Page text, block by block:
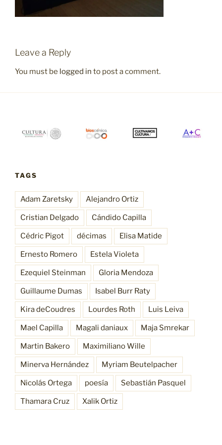
Leave a Reply
You must be logged in to post a comment.
TAGS
Adam Zaretsky Alejandro Ortiz
Cristian Delgado Cándido Capilla
Cédric Pigot décimas Elisa Matide
Ernesto Romero Estela Violeta
Ezequiel Steinman Gloria Mendoza
Guillaume Dumas Isabel Burr Raty
Kira deCoudres Lourdes Roth Luis Leiva
Mael Capilla Magali daniaux Maja Smrekar
Martin Bakero Maximiliano Wille
Minerva Hernández Myriam Beutelpacher
Nicolás Ortega poesía Sebastián Pasquel
Thamara Cruz Xalik Ortiz